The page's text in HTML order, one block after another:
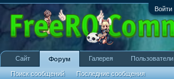
Войти
Сайт Форум
Поиск сообщений Последние сообщения
Галерея Пользователи